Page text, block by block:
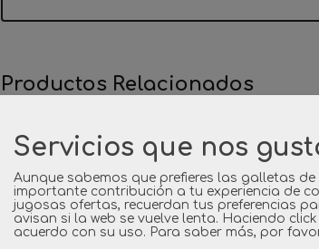
Productos Relacionados
Servicios que nos
Aunque sabemos que prefieres las galletas
importante contribución a tu experiencia de
jugosas ofertas, recuerdan tus preferencias
avisan si la web se vuelve lenta. Haciendo
acuerdo con su uso. Para saber más, por